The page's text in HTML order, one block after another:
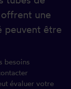
une
peuvent être
besoins
évaluer votre